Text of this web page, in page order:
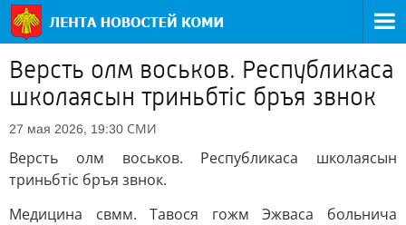
Версть олм воськов. Республикаса
школаясын триньбтiс бръя звнок
27 мая 2026, 19:30 СМИ
Версть олм воськов. Республикаса школаясын
триньбтiс бръя звнок.
Медицина свмм. Тавося гожм Эжваса больнича